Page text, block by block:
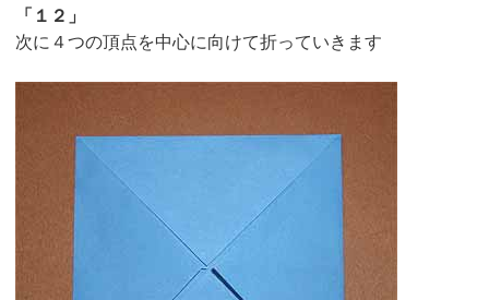
「１２」
次に４つの頂点を中心に向けて折っていきます